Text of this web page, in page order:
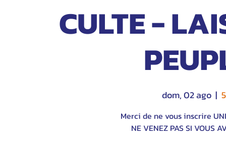
CULTE -
dom, 02 ago
  |
Merci de ne vous inscrire
NE VENEZ PAS SI VOUS